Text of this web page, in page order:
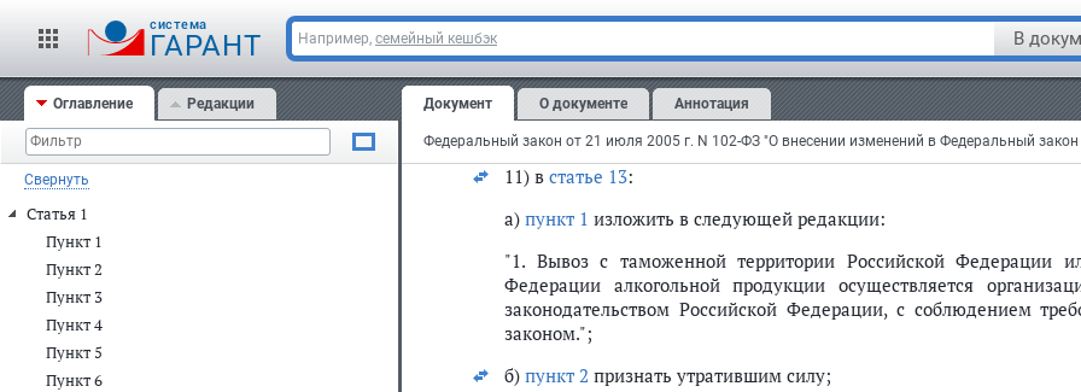
cистема
ГАРАНТ Например, семейный кешбэк В
Оглавление Редакции
Свернуть
Статья 1
Пункт 1
Пункт 2
Пункт 3
Пункт 4
Пункт 5
Пункт 6
Документ О документе Аннотация
сведений о маркируемой ими алкогольной продукции с
государственной автоматизированной информационной системы.";
д) впункте 5слова ", акцизными марками, региональными
е) впункте 6слова ", акцизных марок, региональных
11) в статье 13:
а) пункт 1 изложить в следующей редакции:
"1. Вывоз с таможенной территории Российской Федерации
Федерации алкогольной продукции осуществляется
законодательством Российской Федерации, с соблюдением
законом.";
б) пункт 2 признать утратившим силу;